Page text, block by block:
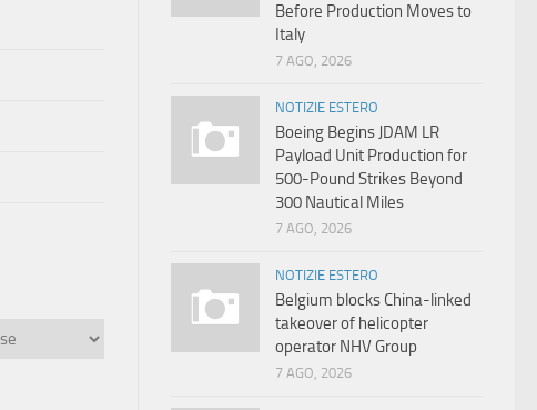
Before Production Moves to
Italy
7 AGO, 2026
NOTIZIE ESTERO
Boeing Begins JDAM LR
Payload Unit Production for
500-Pound Strikes Beyond
300 Nautical Miles
7 AGO, 2026
NOTIZIE ESTERO
Belgium blocks China-linked
takeover of helicopter
operator NHV Group
7 AGO, 2026